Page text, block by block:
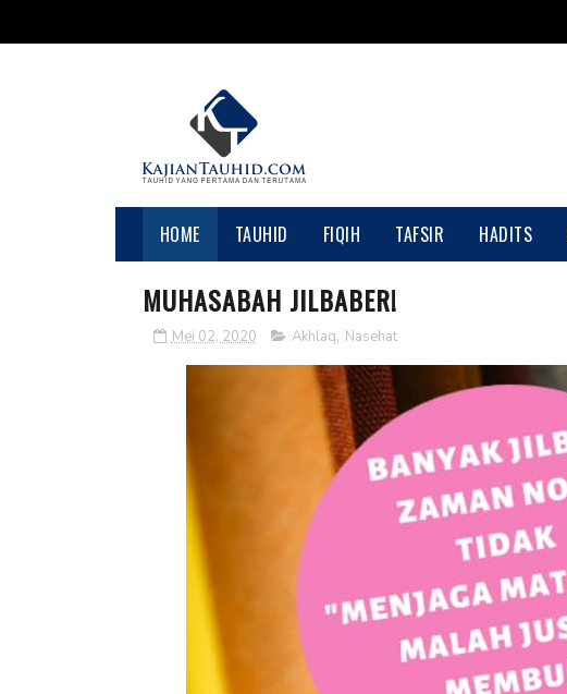
HOME TAUHID FIQIH TAFSIR HADITS
MUHASABAH JILBABER!
Mei 02, 2020 Akhlaq, Nasehat